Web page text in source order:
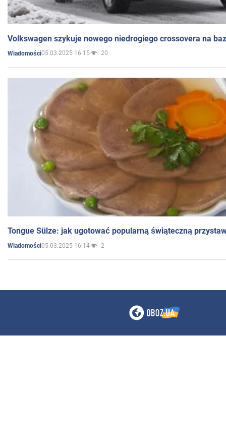
Volkswagen szykuje nowego niedrogiego crossovera na
Wiadomości05.03.2025 16:15 20
Tongue Sülze: jak ugotować popularną świąteczną
Wiadomości05.03.2025 16:14 2